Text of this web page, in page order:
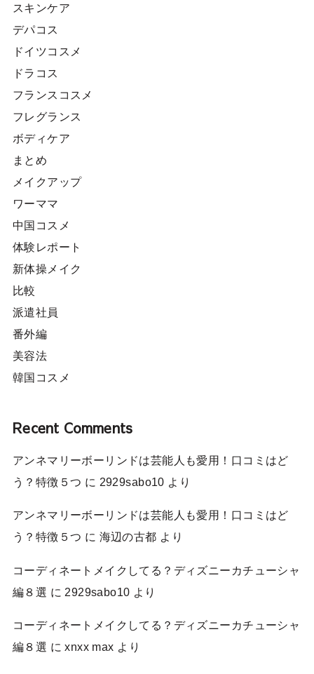
スキンケア
デパコス
ドイツコスメ
ドラコス
フランスコスメ
フレグランス
ボディケア
まとめ
メイクアップ
ワーママ
中国コスメ
体験レポート
新体操メイク
比較
派遣社員
番外編
美容法
韓国コスメ
Recent Comments
アンネマリーボーリンドは芸能人も愛用！口コミはど
う？特徴５つ に 2929sabo10 より
アンネマリーボーリンドは芸能人も愛用！口コミはど
う？特徴５つ に 海辺の古都 より
コーディネートメイクしてる？ディズニーカチューシャ
編８選 に 2929sabo10 より
コーディネートメイクしてる？ディズニーカチューシャ
編８選 にxnxx max より